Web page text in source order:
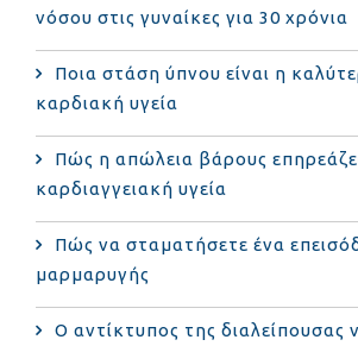
νόσου στις γυναίκες για 30 χρόνια
Ποια στάση ύπνου είναι η
καρδιακή υγεία
Πώς η απώλεια βάρους
καρδιαγγειακή υγεία
Πώς να σταματήσετε ένα
μαρμαρυγής
Ο αντίκτυπος της διαλείπουσας